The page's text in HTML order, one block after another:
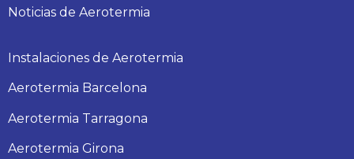
Noticias de Aerotermia
Instalaciones de Aerotermia
Aerotermia Barcelona
Aerotermia Tarragona
Aerotermia Girona